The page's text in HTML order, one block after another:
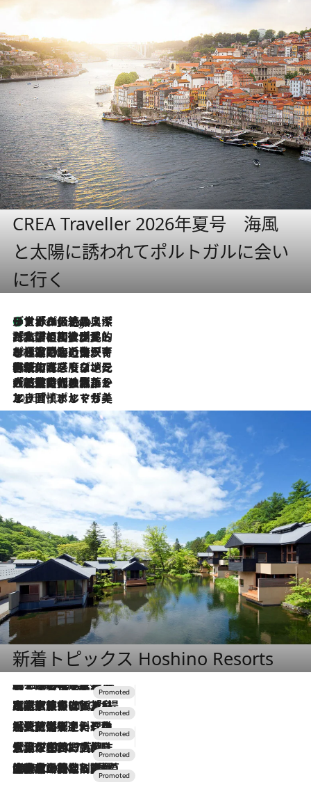
CREA Traveller 2026年夏号 海風
と太陽に誘われてポルトガルに会い
に行く
7 Hours Ago
リスボンの絶品スイーツ「パステル・デ・ナタ」とは？ポルトガル伝統の奥深い世界へ
2026.7.27
「私の祖国はポルトガル語です」国民的詩人フェルナンド・ペソアと、彼が愛した文学の街を歩く
2026.7.26
ポルトガル近海が育む極上の海の幸。キリリと冷えた白ワインと愉しむ、シーフード専門店の贅沢
2026.7.22
伝統の味をモダンに昇華。高感度な地元客が集う、リスボンの最旬ガストロノミー
2026.7.21
大航海時代の栄華から、震災、独裁、そして革命へ。ポルトガル・首都リスボンの石畳に刻まれた「歴史の光と影」
2026.7.13
エッセイ・ヤマザキマリ「慎ましくも美しき国 ポルトガル」
新着トピックス Hoshino Resorts
2026.8.7
【トンボの足水浴】ヒノキの香りに包まれて涼感マックス！約13℃の湧水かけ流しを避暑地「星野温泉 トンボの湯」で体験
2026.7.31
【ホテル帰省】という選択肢をOMOが提案。家族とほどよい距離を保つには「昼は実家、夜は気兼ねなくホテルで！」
2026.7.24
【夏限定ディナーコース】旬を迎える稚鮎や花ズッキーニなどをイタリア・トスカーナの郷土料理の手法で満喫！
2026.7.17
「土佐和ハーブかき氷」がOMO7高知に登場！生姜、山椒、大葉など目にも舌にも涼を呼ぶ郷土の味
2026.7.10
NEW OPEN！【界 草津】名湯の地に誕生。趣の異なる2種の温泉と上州ならではの会席・蕎麦割烹など美食を味わう究極の癒やし旅